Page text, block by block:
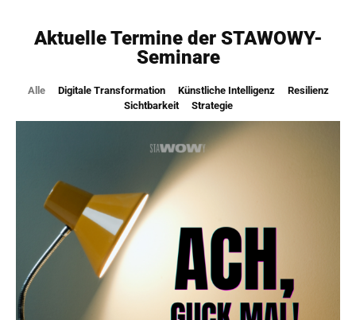
Aktuelle Termine der STAWOWY-
Seminare
Digitale Transformation Künstliche Intelligenz
Resilienz
Sichtbarkeit
Strategie
Alle